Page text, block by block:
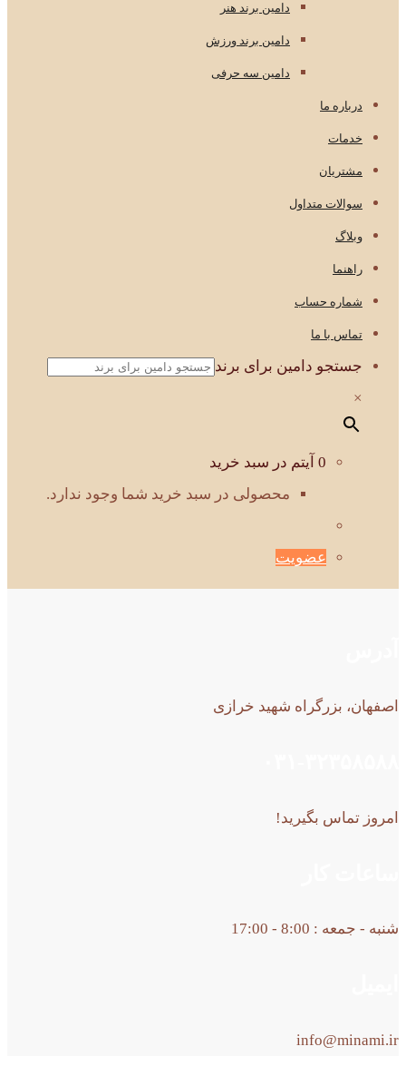
دامین برند هنر
دامین برند ورزش
دامین سه حرفی
درباره ما
خدمات
مشتریان
سوالات متداول
وبلاگ
راهنما
شماره حساب
تماس با ما
جستجو دامین برای برند
×
0 آیتم در سبد خرید
محصولی در سبد خرید شما وجود ندارد.
عضویت
اصفهان، بزرگراه شهید خرازی
امروز تماس بگیرید!
شنبه - جمعه : 8:00 - 17:00
info@minami.ir